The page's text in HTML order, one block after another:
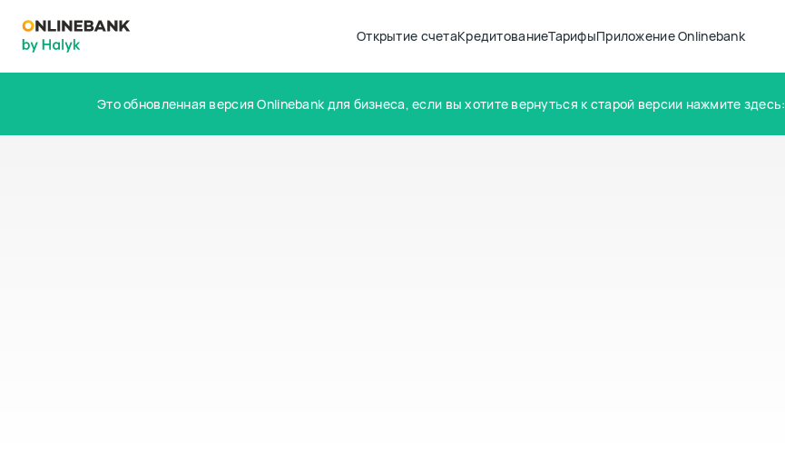
Открытие счетаКредитованиеТарифыПриложение Onlinebank
Это обновленная версия Onlinebank для бизнеса, если вы хотите вернуться к старой версии нажмите здесь: